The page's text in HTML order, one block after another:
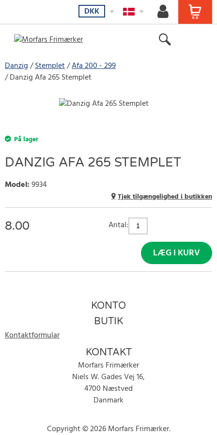
DKK
Danzig Stemplet Afa 200 - 299
Danzig Afa 265 Stemplet
På lager
DANZIG AFA 265 STEMPLET
Model:9934
Tjek tilgængelighed i butikken
8.00 Antal:
LÆG I KURV
KONTO
BUTIK
Kontaktformular
KONTAKT
Morfars Frimærker
Niels W. Gades Vej 16,
4700 Næstved
Danmark
Copyright © 2026 Morfars Frimærker.